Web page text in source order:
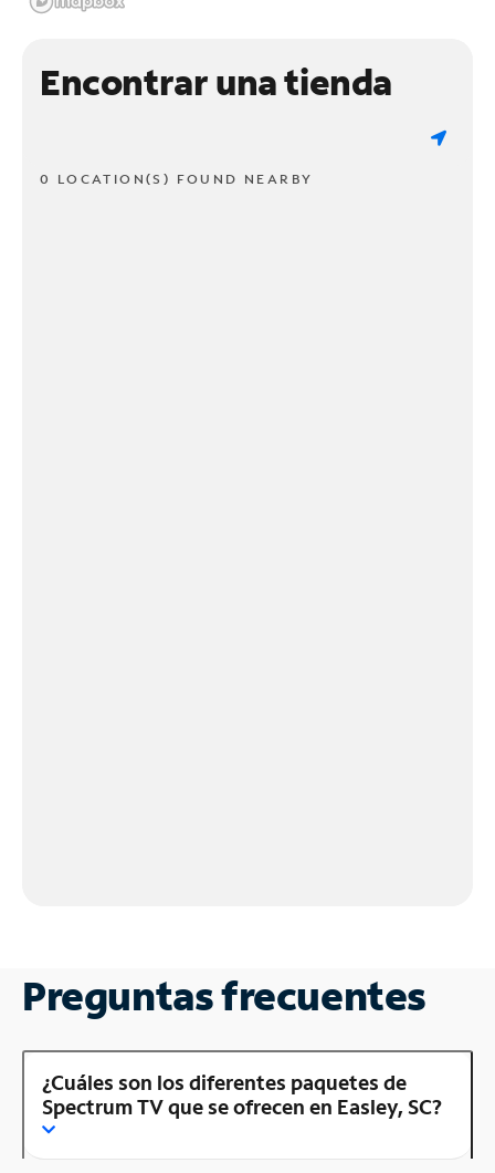
Encontrar una tienda
0 LOCATION(S) FOUND NEARBY
Preguntas frecuentes
¿Cuáles son los diferentes paquetes de
Spectrum TV que se ofrecen en Easley, SC?